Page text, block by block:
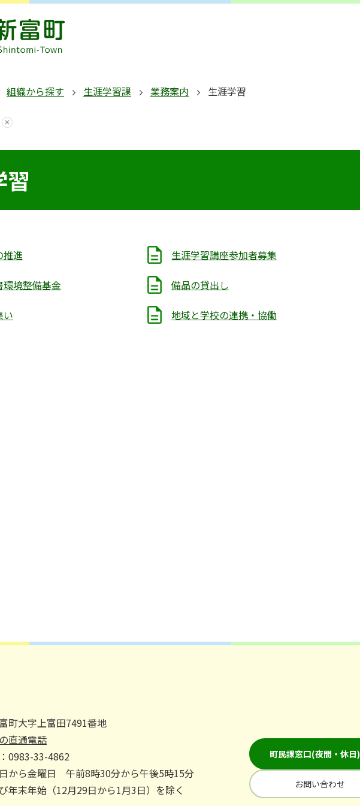
組織から探す 生涯学習課 業務案内 生涯学習
習
推進 生涯学習講座参加者募集
境整備基金 備品の貸出し
い 地域と学校の連携・協働
町大字上富田7491番地
直通電話
0983-33-4862
から金曜日 午前8時30分から午後5時15分
年末年始（12月29日から1月3日）を除く
町民課窓口(夜間・休日)
お問い合わせ